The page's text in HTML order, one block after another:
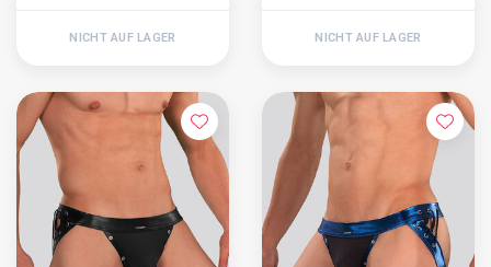
NICHT AUF LAGER NICHT AUF LAGER